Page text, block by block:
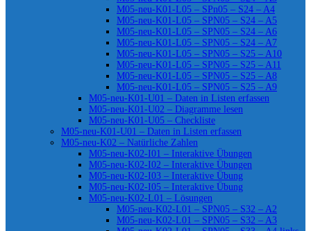
M05-neu-K01-L05 – SPn05 – S24 – A4
M05-neu-K01-L05 – SPN05 – S24 – A5
M05-neu-K01-L05 – SPN05 – S24 – A6
M05-neu-K01-L05 – SPN05 – S24 – A7
M05-neu-K01-L05 – SPN05 – S25 – A10
M05-neu-K01-L05 – SPN05 – S25 – A11
M05-neu-K01-L05 – SPN05 – S25 – A8
M05-neu-K01-L05 – SPN05 – S25 – A9
M05-neu-K01-U01 – Daten in Listen erfassen
M05-neu-K01-U02 – Diagramme lesen
M05-neu-K01-U05 – Checkliste
M05-neu-K01-U01 – Daten in Listen erfassen
M05-neu-K02 – Natürliche Zahlen
M05-neu-K02-I01 – Interaktive Übungen
M05-neu-K02-I02 – Interaktive Übungen
M05-neu-K02-I03 – Interaktive Übung
M05-neu-K02-I05 – Interaktive Übung
M05-neu-K02-L01 – Lösungen
M05-neu-K02-L01 – SPN05 – S32 – A2
M05-neu-K02-L01 – SPN05 – S32 – A3